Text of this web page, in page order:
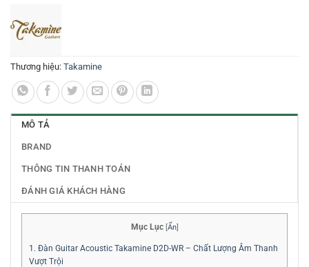
Thương hiệu: Takamine
MÔ TẢ
BRAND
THÔNG TIN THANH TOÁN
ĐÁNH GIÁ KHÁCH HÀNG
Mục Lục [Ẩn]
1. Đàn Guitar Acoustic Takamine D2D-WR – Chất Lượng Âm Thanh
Vượt Trội